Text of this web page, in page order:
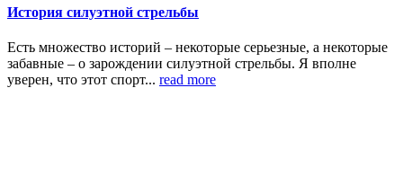
История силуэтной стрельбы
Есть множество историй – некоторые серьезные, а некоторые
забавные – о зарождении силуэтной стрельбы. Я вполне
уверен, что этот спорт... read more